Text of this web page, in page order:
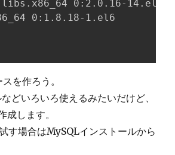
0:2.0.16-14.el6
0:1.8.18-1.el6
を作ろう。
どいろいろ使えるみたいだけど、
成します。
す場合はMySQLインストールから